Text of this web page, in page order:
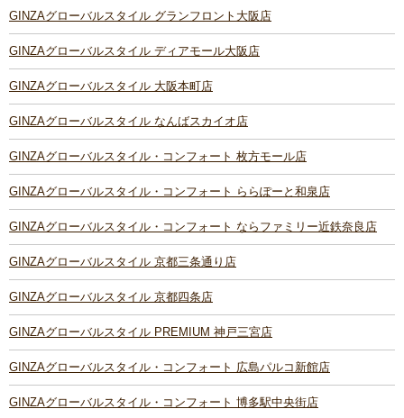
GINZAグローバルスタイル グランフロント大阪店
GINZAグローバルスタイル ディアモール大阪店
GINZAグローバルスタイル 大阪本町店
GINZAグローバルスタイル なんばスカイオ店
GINZAグローバルスタイル・コンフォート 枚方モール店
GINZAグローバルスタイル・コンフォート ららぽーと和泉店
GINZAグローバルスタイル・コンフォート ならファミリー近鉄奈良店
GINZAグローバルスタイル 京都三条通り店
GINZAグローバルスタイル 京都四条店
GINZAグローバルスタイル PREMIUM 神戸三宮店
GINZAグローバルスタイル・コンフォート 広島パルコ新館店
GINZAグローバルスタイル・コンフォート 博多駅中央街店